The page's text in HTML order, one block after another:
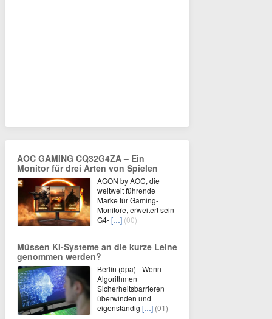
AOC GAMING CQ32G4ZA – Ein
Monitor für drei Arten von Spielen
AGON by AOC, die
weltweit führende
Marke für Gaming-
Monitore, erweitert sein
G4-[…] (00)
Müssen KI-Systeme an die kurze Leine
genommen werden?
Berlin (dpa) - Wenn
Algorithmen
Sicherheitsbarrieren
überwinden und
eigenständig […] (01)